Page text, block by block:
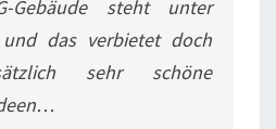
Gebäude steht unter
und das verbietet doch
sehr schöne